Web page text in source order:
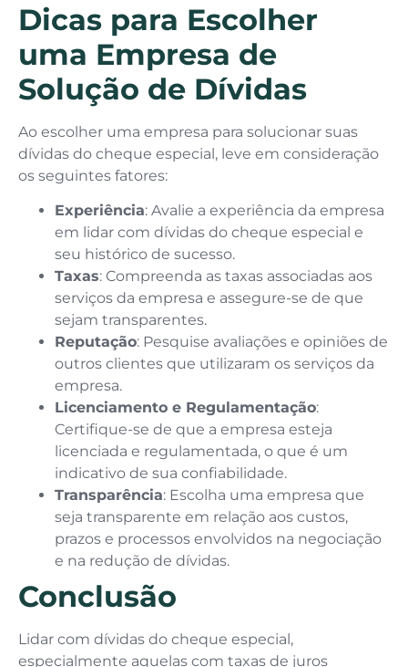
Dicas para Escolher
uma Empresa de
Solução de Dívidas
Ao escolher uma empresa para solucionar suas
dívidas do cheque especial, leve em consideração
os seguintes fatores:
Experiência: Avalie a experiência da empresa
em lidar com dívidas do cheque especial e
seu histórico de sucesso.
Taxas: Compreenda as taxas associadas aos
serviços da empresa e assegure-se de que
sejam transparentes.
Reputação: Pesquise avaliações e opiniões de
outros clientes que utilizaram os serviços da
empresa.
Licenciamento e Regulamentação:
Certifique-se de que a empresa esteja
licenciada e regulamentada, o que é um
indicativo de sua confiabilidade.
Transparência: Escolha uma empresa que
seja transparente em relação aos custos,
prazos e processos envolvidos na negociação
e na redução de dívidas.
Conclusão
Lidar com dívidas do cheque especial,
especialmente aquelas com taxas de juros